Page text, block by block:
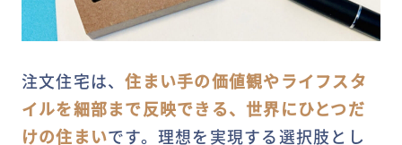
注文住宅は、住まい手の価値観やライフスタ
イルを細部まで反映できる、世界にひとつだ
けの住まいです。理想を実現する選択肢とし